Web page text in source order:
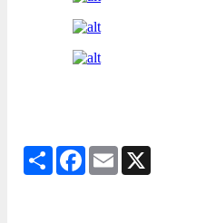
Share Facebook
Email